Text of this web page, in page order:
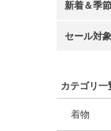
新着＆季
セール対
カテゴリ一
着物